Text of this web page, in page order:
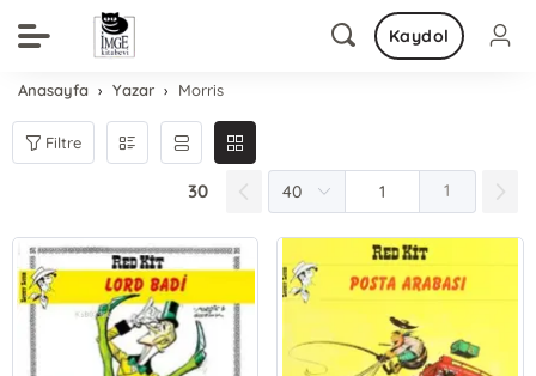
Kaydol
Anasayfa Yazar Morris
Filtre
30 1